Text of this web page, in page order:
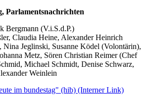
Parlamentsnachrichten
Bergmann (V.i.S.d.P.)
Claudia Heine, Alexander Heinrich
Nina Jeglinski, Susanne Ködel (Volontärin),
Metz, Sören Christian Reimer (Chef
Michael Schmidt, Denise Schwarz,
Weinlein
im bundestag" (hib) (Interner Link)